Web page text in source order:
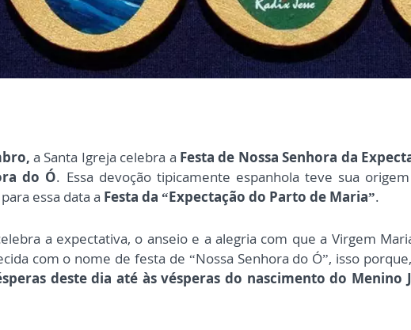
a Santa Igreja celebra a Festa de Nossa Senhora da
do Ó. Essa devoção tipicamente espanhola teve sua
essa data a Festa da “Expectação do Parto de Maria”.
a expectativa, o anseio e a alegria com que a Virgem
com o nome de festa de “Nossa Senhora do Ó”, isso porque,
deste dia até às vésperas do nascimento do